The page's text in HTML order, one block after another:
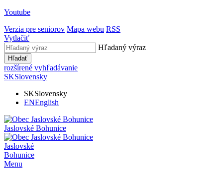
Youtube
Verzia pre seniorov Mapa webu RSS
Vytlačiť
Hľadaný výraz
Hľadať
rozšírené vyhľadávanie
SKSlovensky
SKSlovensky
ENEnglish
Jaslovské Bohunice
Jaslovské
Bohunice
Menu